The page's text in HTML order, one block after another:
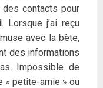
des contacts pour
. Lorsque j’ai reçu
avec la bète,
des informations
Impossible de
« petite-amie » ou